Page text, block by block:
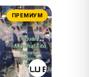
ПРЕМИУМ